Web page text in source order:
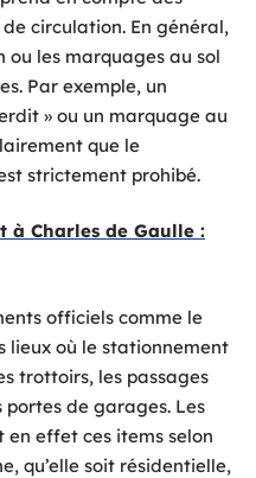
circulation. En général,
ou les marquages au sol
Par exemple, un
» ou un marquage au
que le
strictement prohibé.
à Charles de Gaulle :
officiels comme le
lieux où le stationnement
trottoirs, les passages
de garages. Les
effet ces items selon
qu’elle soit résidentielle,